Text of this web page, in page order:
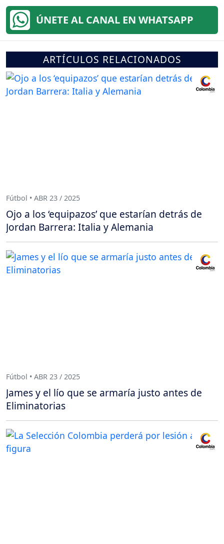
ÚNETE AL CANAL EN WHATSAPP
ARTÍCULOS RELACIONADOS
Fútbol • ABR 23 / 2025
Ojo a los ‘equipazos’ que estarían detrás de
Jordan Barrera: Italia y Alemania
Fútbol • ABR 23 / 2025
James y el lío que se armaría justo antes de
Eliminatorias